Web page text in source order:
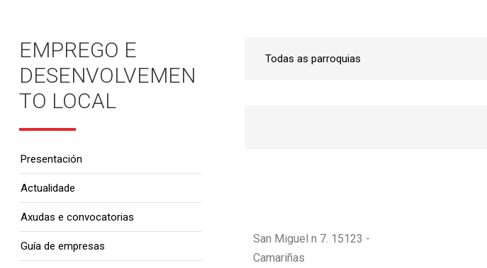
San Miguel n 7. 15123 -
Camariñas
EMPREGO E
DESENVOLVEMEN
TO LOCAL
Presentación
Actualidade
Axudas e convocatorias
Guía de empresas